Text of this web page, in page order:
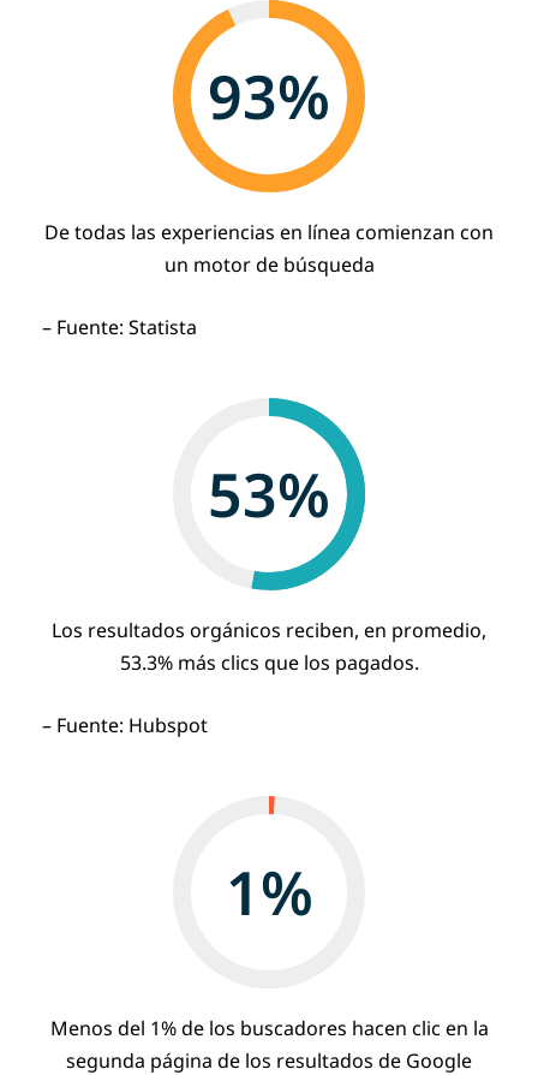
93%
De todas las experiencias en línea comienzan con
un motor de búsqueda
– Fuente: Statista
53%
Los resultados orgánicos reciben, en promedio,
53.3% más clics que los pagados.
– Fuente: Hubspot
1%
Menos del 1% de los buscadores hacen clic en la
segunda página de los resultados de Google